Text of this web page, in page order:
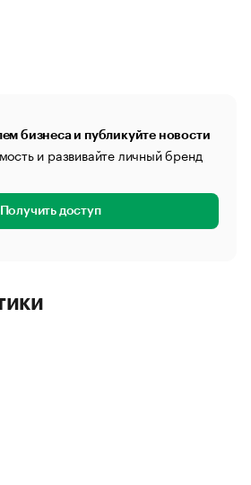
бизнеса и публикуйте новости
и развивайте личный бренд
Получить доступ